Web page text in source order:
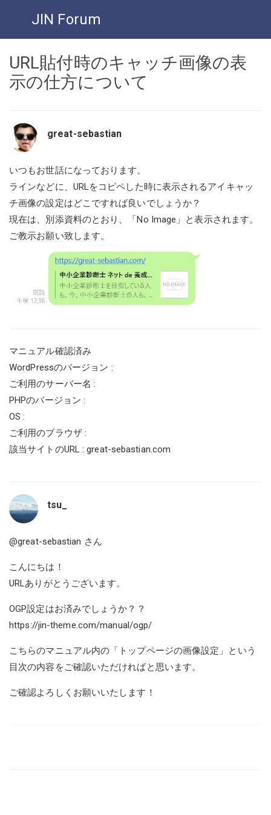
JIN Forum
URL貼付時のキャッチ画像の表
示の仕方について
great-sebastian
いつもお世話になっております。
ラインなどに、URLをコピペした時に表示されるアイキャッ
チ画像の設定はどこですれば良いでしょうか？
現在は、別添資料のとおり、「No Image」と表示されます。
ご教示お願い致します。
マニュアル確認済み
WordPressのバージョン :
ご利用のサーバー名 :
PHPのバージョン :
OS :
ご利用のブラウザ :
該当サイトのURL :great-sebastian.com
tsu_
@great-sebastian さん
こんにちは！
URLありがとうございます。
OGP設定はお済みでしょうか？？
https://jin-theme.com/manual/ogp/
こちらのマニュアル内の「トップページの画像設定」という
目次の内容をご確認いただければと思います。
ご確認よろしくお願いいたします！